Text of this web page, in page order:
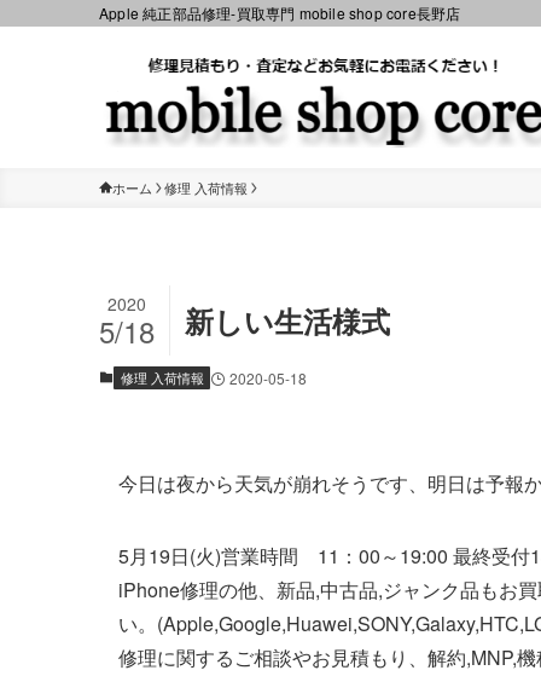
Apple 純正部品修理-買取専門 mobile shop core長野店
ホーム 修理 入荷情報
新しい生活様式
2020
5/18
修理 入荷情報 2020-05-18
今日は夜から天気が崩れそうです、明日は予報
5月19日(火)営業時間 11：00～19:00 最終受付
iPhone修理の他、新品,中古品,ジャンク品もお
い。
修理に関するご相談やお見積もり、解約,MNP,